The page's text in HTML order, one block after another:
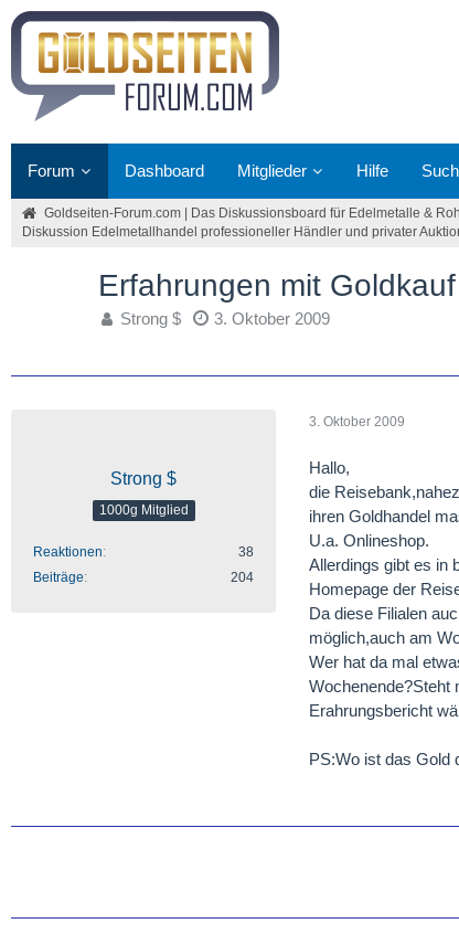
Forum Dashboard Mitglieder Hilfe
Goldseiten-Forum.com | Das Diskussionsboard für Edelmetalle &
Diskussion Edelmetallhandel professioneller Händler und privater
Erfahrungen mit
Strong $ 3. Oktober 2009
Strong $
1000g Mitglied
Reaktionen
38
Beiträge
204
3. Oktober 2009
Hallo,
die
ihren Goldhandel
U.a. Onlineshop.
Allerdings gibt es in
Homepage der
Da diese Filialen
möglich,auch am
Wer hat da mal
Wochenende?Steht
Erahrungsbericht
PS:Wo ist das Gold